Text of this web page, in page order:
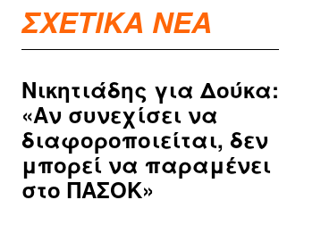
ΣΧΕΤΙΚΑ ΝΕΑ
Νικητιάδης για Δούκα:
«Αν συνεχίσει να
διαφοροποιείται, δεν
μπορεί να παραμένει
στο ΠΑΣΟΚ»